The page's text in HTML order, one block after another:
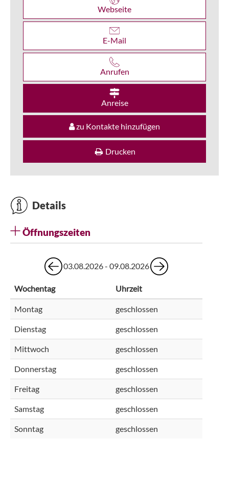
Webseite
E-Mail
Anrufen
Anreise
zu Kontakte hinzufügen
Drucken
Details
Öffnungszeiten
03.08.2026 - 09.08.2026
Wochentag Uhrzeit
Montag geschlossen
Dienstag geschlossen
Mittwoch geschlossen
Donnerstag geschlossen
Freitag geschlossen
Samstag geschlossen
Sonntag geschlossen